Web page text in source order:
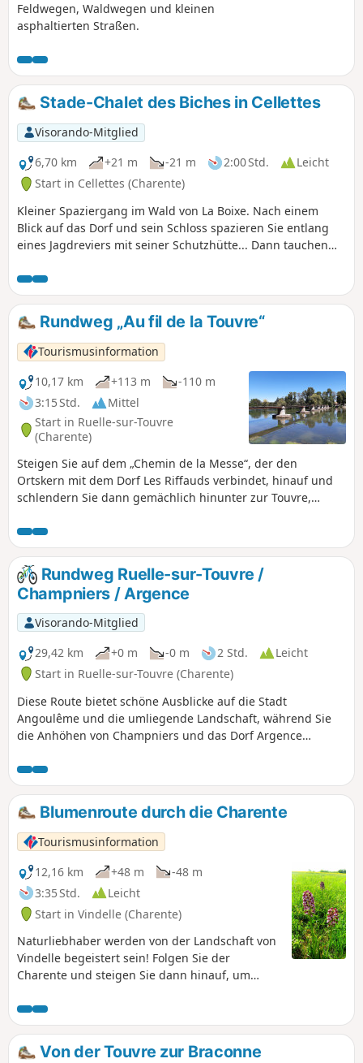
Feldwegen, Waldwegen und kleinen
asphaltierten Straßen.
Stade-Chalet des Biches in Cellettes
Visorando-Mitglied
6,70 km
+21 m -21 m 2:00 Std.
Leicht
Start in Cellettes (Charente)
Kleiner Spaziergang im Wald von La Boixe. Nach einem
Blick auf das Dorf und sein Schloss spazieren Sie entlang
eines Jagdreviers mit seiner Schutzhütte... Dann tauchen
grasbewachsenen Wegen, von denen einer als botanischer
Pfad angelegt ist... In der Nähe der Opferstätte „Pierre du
Sacrifice” können Sie den gut restaurierten Tumulus
besichtigen...
Rundweg „Au fil de la Touvre“
Tourismusinformation
10,17 km
+113 m
-110 m
3:15 Std.
Mittel
Start in Ruelle-sur-Touvre
(Charente)
Steigen Sie auf dem „Chemin de la Messe“, der den
Ortskern mit dem Dorf Les Riffauds verbindet, hinauf und
schlendern Sie dann gemächlich hinunter zur Touvre,
Landschaft genießen können.
Rundweg Ruelle-sur-Touvre /
Champniers / Argence
Visorando-Mitglied
29,42 km
+0 m -0 m 2 Std.
Leicht
Start in Ruelle-sur-Touvre (Charente)
Diese Route bietet schöne Ausblicke auf die Stadt
Angoulême und die umliegende Landschaft, während Sie
die Anhöhen von Champniers und das Dorf Argence
Walddurchquerungen folgt diese Route einem Teil des
Fernwanderwegs GR® zwischen Angoumois und Périgord.
Blumenroute durch die Charente
Tourismusinformation
12,16 km
+48 m
-48 m
3:35 Std.
Leicht
Start in Vindelle (Charente)
Naturliebhaber werden von der Landschaft von
Vindelle begeistert sein! Folgen Sie der
Charente und steigen Sie dann hinauf, um
genießen. Unbedingt außerhalb der Winterzeit
zu entdecken!
Von der Touvre zur Braconne